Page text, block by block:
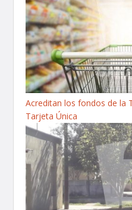
Acreditan los fondos de la
Tarjeta Única